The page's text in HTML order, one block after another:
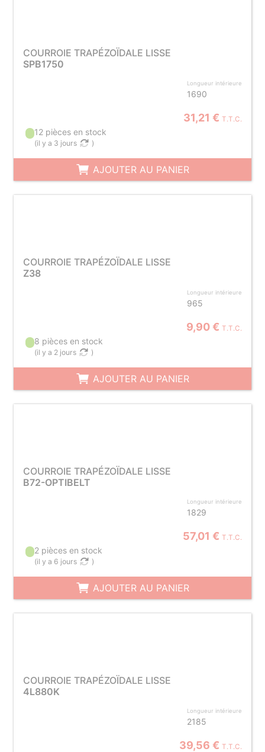
COURROIE TRAPÉZOÏDALE LISSE
SPB1750
Longueur intérieure
1690
31,21 € T.T.C.
12 pièces en stock
(il y a 3 jours )
AJOUTER AU PANIER
COURROIE TRAPÉZOÏDALE LISSE
Z38
Longueur intérieure
965
9,90 € T.T.C.
8 pièces en stock
(il y a 2 jours )
AJOUTER AU PANIER
COURROIE TRAPÉZOÏDALE LISSE
B72-OPTIBELT
Longueur intérieure
1829
57,01 € T.T.C.
2 pièces en stock
(il y a 6 jours )
AJOUTER AU PANIER
COURROIE TRAPÉZOÏDALE LISSE
4L880K
Longueur intérieure
2185
39,56 € T.T.C.